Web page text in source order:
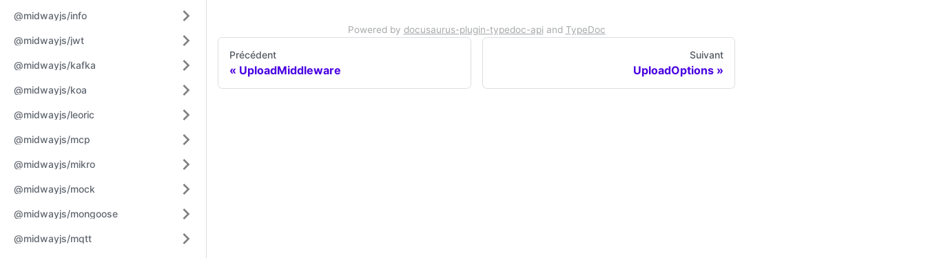
@midwayjs/info
@midwayjs/jwt
@midwayjs/kafka
@midwayjs/koa
@midwayjs/leoric
@midwayjs/mcp
@midwayjs/mikro
@midwayjs/mock
@midwayjs/mongoose
@midwayjs/mqtt
Powered by docusaurus-plugin-typedoc-api and TypeDoc
Précédent
UploadMiddleware
Suivant
UploadOptions